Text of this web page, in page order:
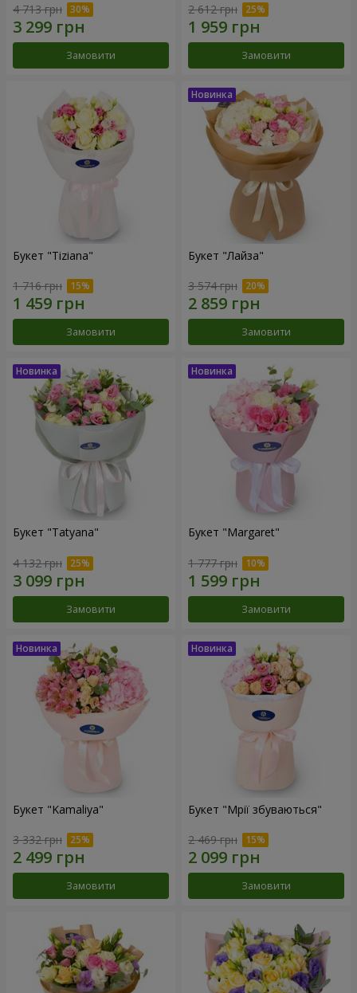
4 713 грн
Замовити
2 612 грн
Замовити
Букет "Tiziana"
1 716 грн
Замовити
Букет "Лайза"
3 574 грн
Замовити
Букет "Tatyana"
4 132 грн
Замовити
Букет "Margaret"
1 777 грн
Замовити
Букет "Kamaliya"
3 332 грн
Замовити
Букет "Мрії збуваються"
2 469 грн
Замовити